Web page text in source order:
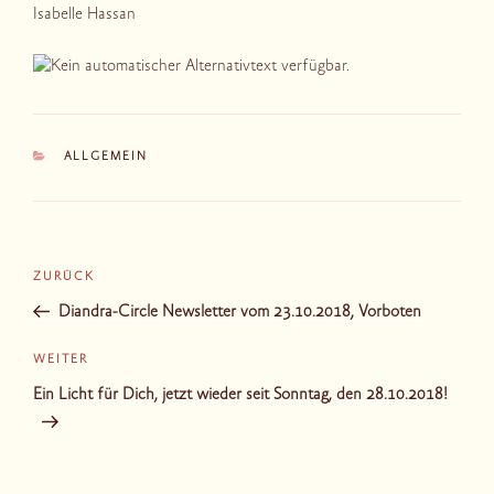
Isabelle Hassan
KATEGORIEN
ALLGEMEIN
Beitragsnavigation
Vorheriger
Beitrag
ZURÜCK
Diandra-Circle Newsletter vom 23.10.2018, Vorboten
Nächster
Beitrag
WEITER
Ein Licht für Dich, jetzt wieder seit Sonntag, den 28.10.2018!